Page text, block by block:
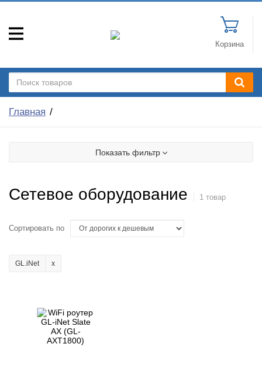
Корзина
Главная
Показать фильтр
Сетевое оборудование 1 товар
Сортировать по
GL.iNet